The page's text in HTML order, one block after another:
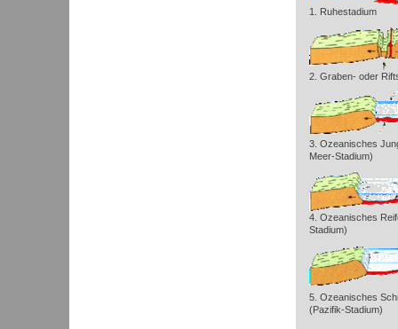
1. Ruhestadium
2. Graben- oder
3. Ozeanisches
Meer-Stadium)
4. Ozeanisches
Stadium)
5. Ozeanisches
(Pazifik-Stadium)